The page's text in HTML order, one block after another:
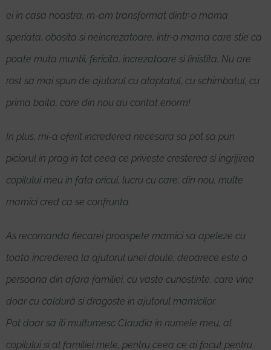
ei in casa noastra, m-am transformat dintr-o mama
speriata, obosita si neincrezatoare, intr-o mama care stie ca
poate muta muntii, fericita, increzatoare si linistita. Nu are
rost sa mai spun de ajutorul cu alaptatul, cu schimbatul, cu
prima baita, care din nou au contat enorm!
In plus, mi-a oferit increderea necesara sa pot sa pun
piciorul in prag in tot ceea ce priveste cresterea si ingrijirea
copilului meu in fata oricui, lucru cu care, din nou, multe
mamici cred ca se confrunta.
As recomanda fiecarei proaspete mamici sa apeleze cu
toata increderea la ajutorul unei doule, deoarece este o
persoana din afara familiei, cu vaste cunostinte, care vine
doar cu caldură si dragoste in ajutorul mamicilor.
Pot doar sa iti multumesc Claudia in numele meu, al
copilului si al familiei mele, pentru ceea ce ai facut pentru